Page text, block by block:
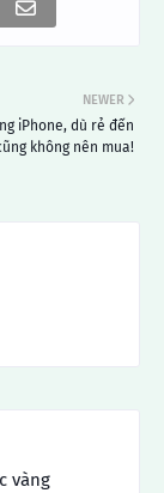
NEWER
iPhone, dù rẻ đến
không nên mua!
vàng